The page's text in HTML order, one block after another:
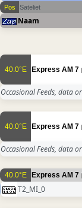
Pos Sateliet
Naam
40.0°E Express AM 7
Occasional Feeds, data
40.0°E Express AM 7
Occasional Feeds, data
40.0°E Express AM 7
T2_MI_0